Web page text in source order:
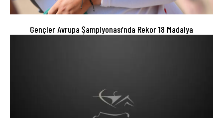
Gençler Avrupa Şampiyonası’nda Rekor 18 Madalya